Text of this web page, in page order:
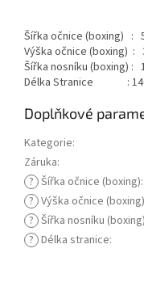
Šířka očnice (boxing) :
Výška očnice (boxing) :
Šířka nosníku (boxing) :
Délka Stranice :
Doplňkové
Kategorie:
Záruka:
? Šířka očnice (boxing):
? Výška očnice (boxing)
? Šířka nosníku (boxing)
? Délka stranice: